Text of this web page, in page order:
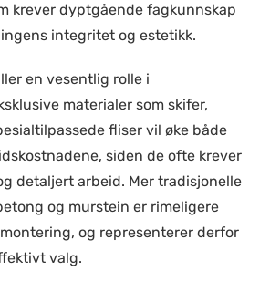
krever dyptgående fagkunnskap
integritet og estetikk.
en vesentlig rolle i
materialer som skifer,
fliser vil øke både
siden de ofte krever
detaljert arbeid. Mer tradisjonelle
og murstein er rimeligere
og representerer derfor
valg.